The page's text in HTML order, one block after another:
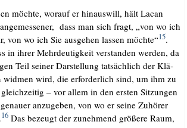
möch­te, wor­auf er hin­aus­will, hält Lacan
dass man sich fragt, „von wo ich
von wo ich Sie aus­ge­hen las­sen möch­te“15.
in ihrer Mehr­deu­tig­keit ver­stan­den wer­den, da
Teil sei­ner Dar­stel­lung tat­säch­lich der Klä­
wid­men wird, die erfor­der­lich sind, um ihm zu
– vor allem in den ers­ten Sit­zun­gen
anzu­ge­ben, von wo er sei­ne Zuhö­rer
16Das bezeugt der zuneh­mend grö­ße­re Raum,